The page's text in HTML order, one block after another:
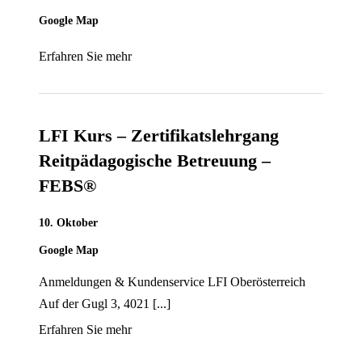
Google Map
Erfahren Sie mehr
LFI Kurs – Zertifikatslehrgang
Reitpädagogische Betreuung –
FEBS®
10. Oktober
Google Map
Anmeldungen & Kundenservice LFI Oberösterreich
Auf der Gugl 3, 4021 [...]
Erfahren Sie mehr